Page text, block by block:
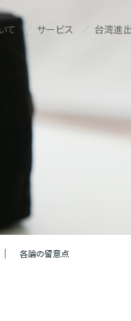
て サービス 台湾進
各論の留意点